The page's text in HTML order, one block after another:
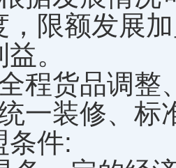
，限额发展
。
货品调整
装修、标
件: